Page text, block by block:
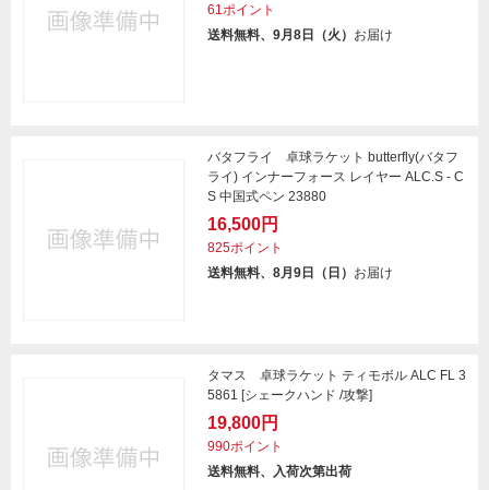
61ポイント
送料無料、9月8日（火） お届け
バタフライ 卓球ラケット butterfly(バタフ
ライ) インナーフォース レイヤー ALC.S - C
S 中国式ペン 23880
16,500円
825ポイント
送料無料、8月9日（日） お届け
タマス 卓球ラケット ティモボル ALC FL 3
5861 [シェークハンド /攻撃]
19,800円
990ポイント
送料無料、入荷次第出荷